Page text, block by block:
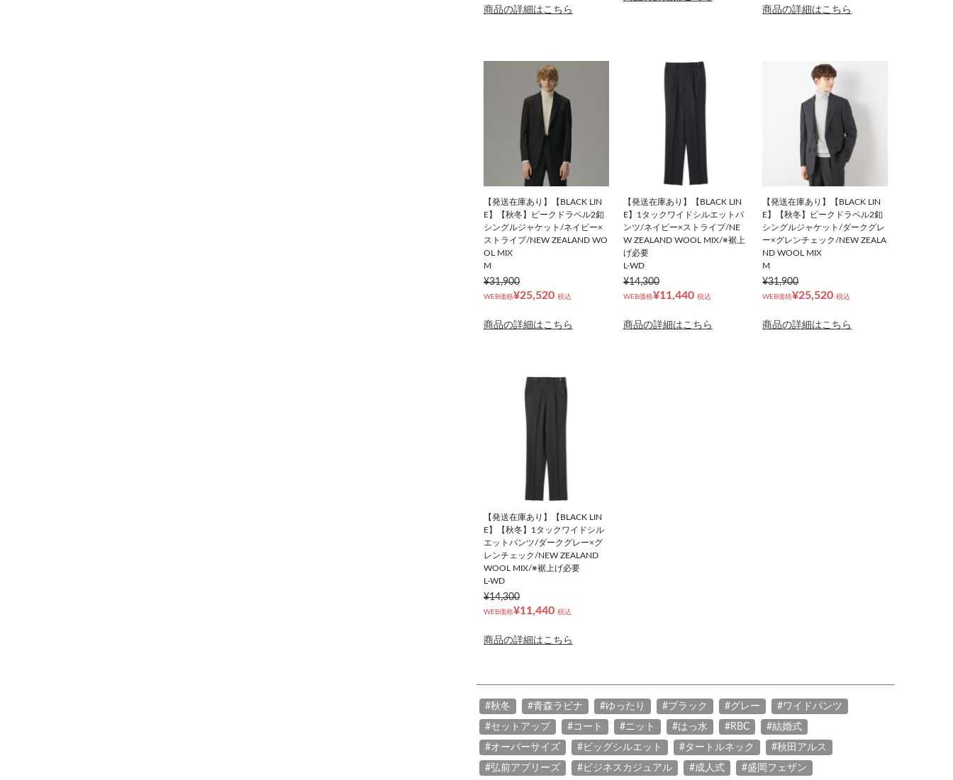
商品の詳細はこちら 商品の詳細はこちら
【発送在庫あり】【BLACK LIN
E】【秋冬】ピークドラペル2釦
シングルジャケット/ネイビー×
ストライプ/NEW ZEALAND WO
OL MIX
M
¥31,900
WEB価格¥25,520 税込
商品の詳細はこちら
【発送在庫あり】【BLACK LIN
E】1タックワイドシルエットパ
ンツ/ネイビー×ストライプ/NE
W ZEALAND WOOL MIX/※裾上
げ必要
L-WD
¥14,300
WEB価格¥11,440 税込
商品の詳細はこちら
【発送在庫あり】【BLACK LIN
E】【秋冬】ピークドラペル2釦
シングルジャケット/ダークグレ
ー×グレンチェック/NEW ZEALA
ND WOOL MIX
M
¥31,900
WEB価格¥25,520 税込
商品の詳細はこちら
【発送在庫あり】【BLACK LIN
E】【秋冬】1タックワイドシル
エットパンツ/ダークグレー×グ
レンチェック/NEW ZEALAND
WOOL MIX/※裾上げ必要
L-WD
¥14,300
WEB価格¥11,440 税込
商品の詳細はこちら
#秋冬 #青森ラビナ #ゆったり #ブラック #グレー #ワイドパンツ
#セットアップ #コート #ニット #はっ水 #RBC #結婚式
#オーバーサイズ #ビッグシルエット #タートルネック #秋田アルス
#弘前アプリーズ #ビジネスカジュアル #成人式 #盛岡フェザン